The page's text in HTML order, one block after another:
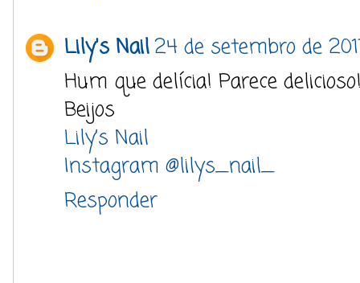
Lily's Nail24 de setembro de
Hum que delícia! Parece
Beijos
Lily’s Nail
Instagram @lilys_nail_
Responder